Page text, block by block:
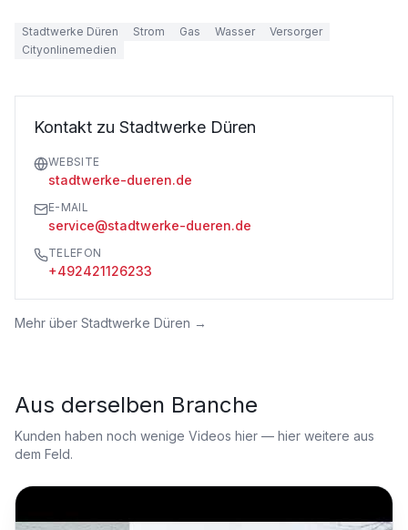
Stadtwerke Düren Strom Gas Wasser
Versorger
Cityonlinemedien
Kontakt zu Stadtwerke Düren
WEBSITE
stadtwerke-dueren.de
E-MAIL
service@stadtwerke-dueren.de
TELEFON
+492421126233
Mehr über Stadtwerke Düren →
Aus derselben Branche
Kunden haben noch wenige Videos hier — hier weitere aus
dem Feld.